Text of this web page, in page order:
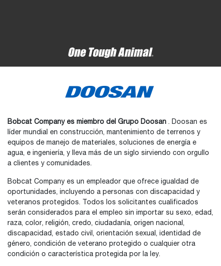
Bobcat Company es miembro del Grupo Doosan . Doosan es
líder mundial en construcción, mantenimiento de terrenos y
equipos de manejo de materiales, soluciones de energía e
agua, e ingeniería, y lleva más de un siglo sirviendo con orgullo
a clientes y comunidades.
Bobcat Company es un empleador que ofrece igualdad de
oportunidades, incluyendo a personas con discapacidad y
veteranos protegidos. Todos los solicitantes cualificados
serán considerados para el empleo sin importar su sexo, edad,
raza, color, religión, credo, ciudadanía, origen nacional,
discapacidad, estado civil, orientación sexual, identidad de
género, condición de veterano protegido o cualquier otra
condición o característica protegida por la ley.